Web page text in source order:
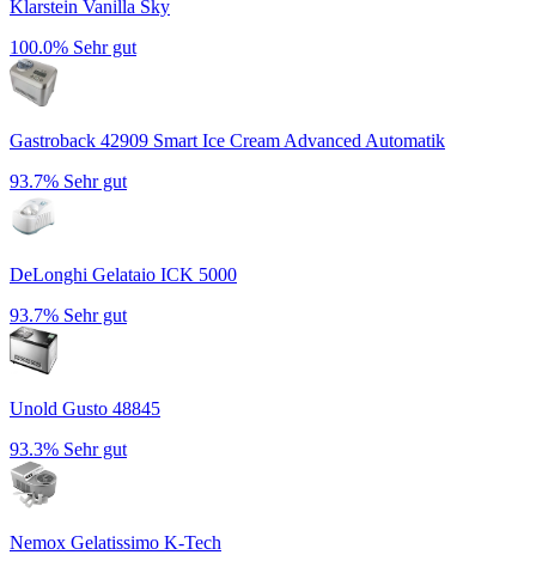
Klarstein Vanilla Sky
100.0% Sehr gut
Gastroback 42909 Smart Ice Cream Advanced Automatik
93.7% Sehr gut
DeLonghi Gelataio ICK 5000
93.7% Sehr gut
Unold Gusto 48845
93.3% Sehr gut
Nemox Gelatissimo K-Tech